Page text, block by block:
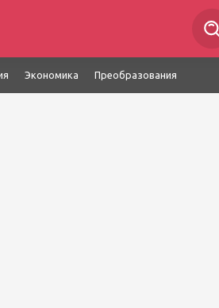
Экономика Преобразования